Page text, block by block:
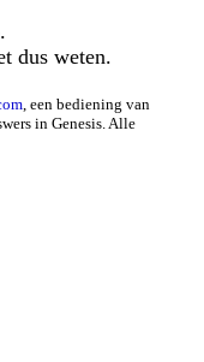
dus weten.
, een bediening van
in Genesis. Alle